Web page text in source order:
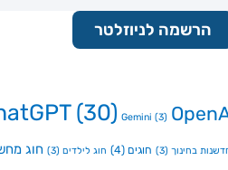
הרשמה לניוזלטר
(30) Gemini (3)
בחינוך (3) חוגים (4) חוג לילדים (3) חוג